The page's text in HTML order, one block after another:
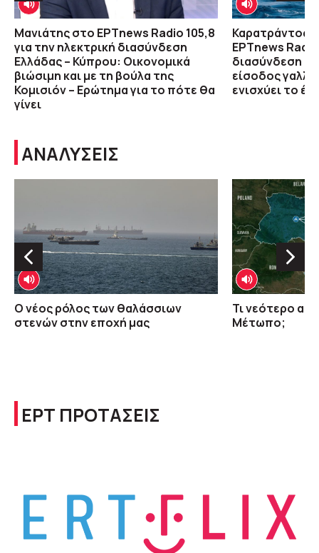
Μανιάτης στο ΕΡΤnews Radio 105,8
για την ηλεκτρική διασύνδεση
Ελλάδας – Κύπρου: Οικονομικά
βιώσιμη και με τη βούλα της
Κομισιόν – Ερώτημα για το πότε θα
γίνει
Καρατράντος,
ΕΡΤnews Radio
διασύνδεση
είσοδος
ενισχύει το
ΑΝΑΛΥΣΕΙΣ
O νέος ρόλος των θαλάσσιων
στενών στην εποχή μας
Τι νεότερο
Μέτωπο;
ΕΡΤ ΠΡΟΤΑΣΕΙΣ